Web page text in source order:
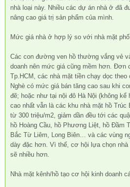
nhà loại này. Nhiều các dự án nhà ở đã
nâng cao giá trị sản phẩm của mình.
Mức giá nhà ở hợp lý so với nhà mặt
Các con đường ven hồ thường vắng vẻ
doanh nên mức giá cũng mềm hơn. Đơn
Tp.HCM, các nhà mặt tiền chạy dọc theo
Nghè có mức giá bán tăng cao sau khi
đẽ; hoặc như tại nội đô Hà Nội (không kể
cao nhất vẫn là các khu nhà mặt hồ
từ 300 triệu/m2, giảm dần đều tới các
hồ Hoàng Cầu, hồ Phương Liệt, hồ Đầm
Bắc Từ Liêm, Long Biên… và các vùng
dày đặc hơn. Vì thế, cơ hội lựa chọn
sẽ nhiều hơn.
Nhà mặt kênh/hồ tạo cơ hội kinh doanh